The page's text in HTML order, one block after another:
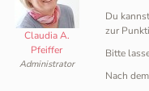
Claudia A.
Pfeiffer
Administrator
Du
zur
Bitte
Nach